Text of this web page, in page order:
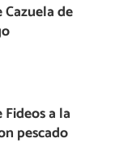
Cazuela de
a la
pescado